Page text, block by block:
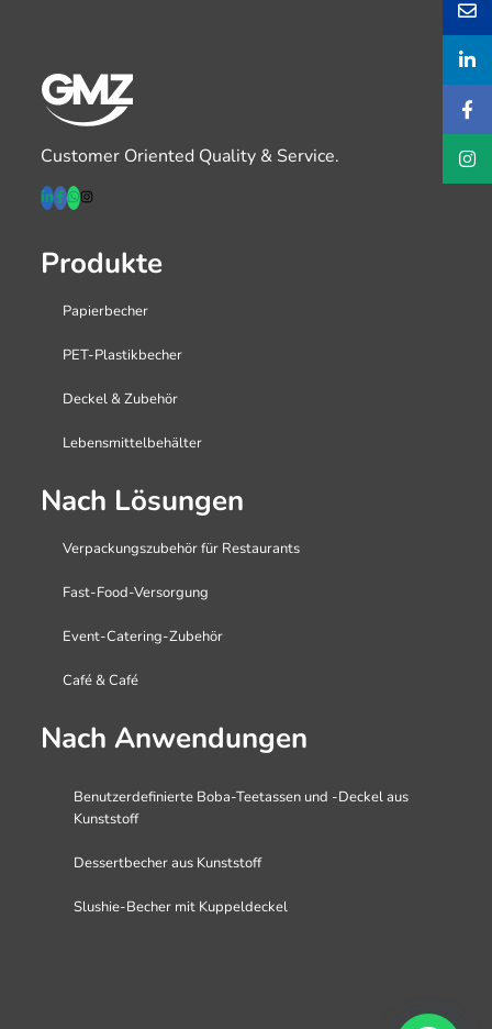
Customer Oriented Quality & Service.
Produkte
Papierbecher
PET-Plastikbecher
Deckel & Zubehör
Lebensmittelbehälter
Nach Lösungen
Verpackungszubehör für Restaurants
Fast-Food-Versorgung
Event-Catering-Zubehör
Café & Café
Nach Anwendungen
Benutzerdefinierte Boba-Teetassen und -Deckel aus
Kunststoff
Dessertbecher aus Kunststoff
Slushie-Becher mit Kuppeldeckel